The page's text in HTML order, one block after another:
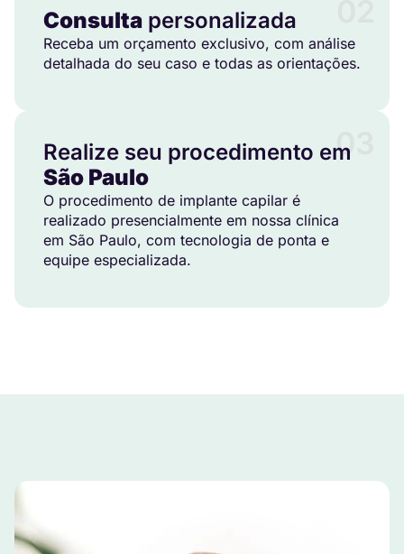
Consulta personalizada
Receba um orçamento exclusivo, com análise
detalhada do seu caso e todas as orientações.
03
Realize seu procedimento em
São Paulo
O procedimento de implante capilar é
realizado presencialmente em nossa clínica
em São Paulo, com tecnologia de ponta e
equipe especializada.